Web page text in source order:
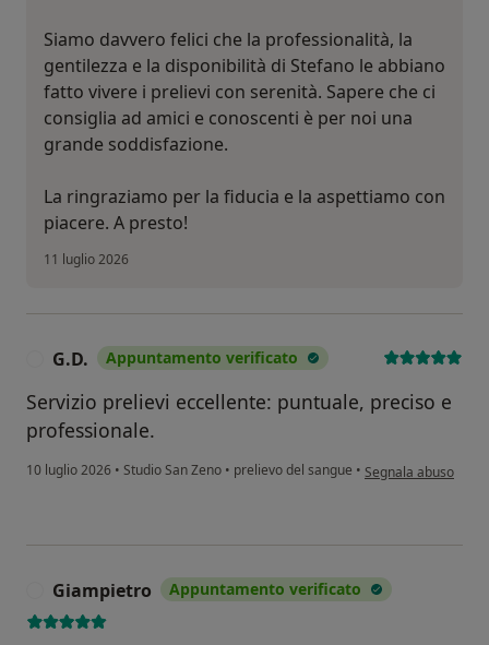
Siamo davvero felici che la professionalità, la
gentilezza e la disponibilità di Stefano le abbiano
fatto vivere i prelievi con serenità. Sapere che ci
consiglia ad amici e conoscenti è per noi una
grande soddisfazione.
La ringraziamo per la fiducia e la aspettiamo con
piacere. A presto!
11 luglio 2026
G.D. Appuntamento verificato
Servizio prelievi eccellente: puntuale, preciso e
professionale.
10 luglio 2026 • Studio San Zeno • prelievo del sangue • secondo l'opinione
Segnala abuso
Giampietro Appuntamento verificato